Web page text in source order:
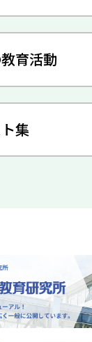
育活動
集